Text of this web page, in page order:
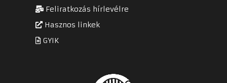
Feliratkozás hírlevélre
Hasznos linkek
GYIK